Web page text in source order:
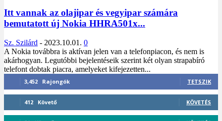
Itt vannak az olajipar és vegyipar számára
bemutatott új Nokia HHRA501x...
Sz. Szilárd - 2023.10.01. 0
A Nokia továbbra is aktívan jelen van a telefonpiacon, és nem is
akárhogyan. Legutóbbi bejelentéseik szerint két olyan strapabíró
telefont dobtak piacra, amelyeket kifejezetten...
3,452 Rajongók TETSZIK
412 Követő KÖVETÉS